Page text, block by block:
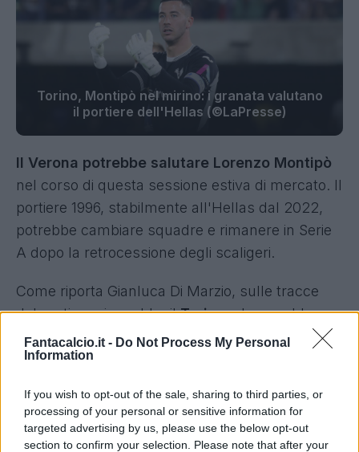
Fantacalcio.it - Do Not Process My Personal
Information
If you wish to opt-out of the sale, sharing to third parties, or
processing of your personal or sensitive information for
targeted advertising by us, please use the below opt-out
section to confirm your selection. Please note that after your
Torino, Montipò nel mirino: i granata valutano
il portiere dell'Hellas (©LaPresse)
Il Verona potrebbe salutare Lorenzo Montipò
nel corso di questa sessione estiva di mercato. Il
portiere 1996, stabilmente all'Hellas dal 2022,
potrebbe cambiare squadre e rimanere in Serie
A dopo la retrocessione degli scaligeri.
Come riporta Gianluca Di Marzio, sulle tracce
del portiere ci sarebbe ilTorino, che avrebbe
avviato delle valutazioni nei suoi confronti.
la retrocessione in Serie B, ma tutto sommato
buona per Montipò, che nonostante i 54 gol
subiti in 35 partite è riuscito a portare a casa 5